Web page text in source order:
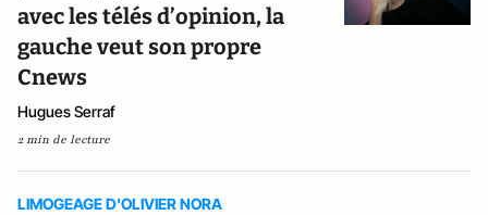
avec les télés d’opinion, la
gauche veut son propre
Cnews
Hugues Serraf
2 min de lecture
LIMOGEAGE D'OLIVIER NORA